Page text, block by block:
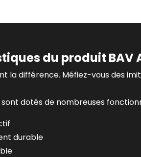
du produit BAV
la différence. Méfiez-vous des
sont dotés de nombreuses
durable